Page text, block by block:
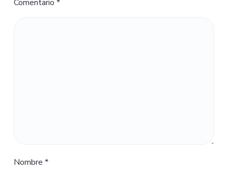
Comentario *
Nombre *